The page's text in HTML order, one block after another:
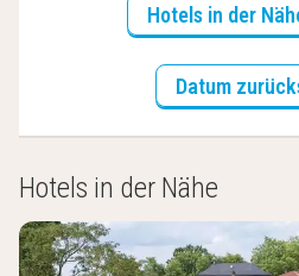
Hotels in der
Datum
Hotels in der Nähe